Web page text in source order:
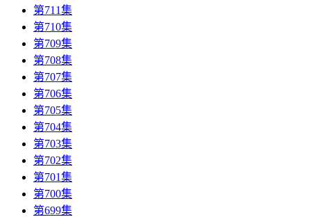
第711集
第710集
第709集
第708集
第707集
第706集
第705集
第704集
第703集
第702集
第701集
第700集
第699集